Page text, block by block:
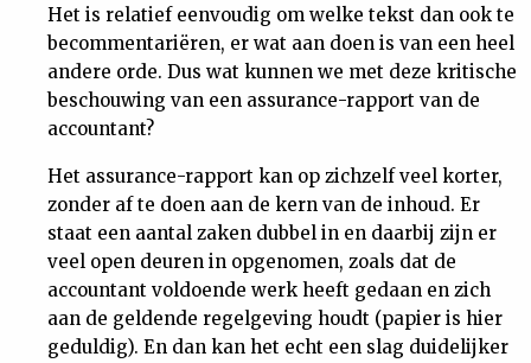
Het is relatief eenvoudig om welke tekst dan ook te
becommentariëren, er wat aan doen is van een heel
andere orde. Dus wat kunnen we met deze kritische
beschouwing van een assurance-rapport van de
accountant?
Het assurance-rapport kan op zichzelf veel korter,
zonder af te doen aan de kern van de inhoud. Er
staat een aantal zaken dubbel in en daarbij zijn er
veel open deuren in opgenomen, zoals dat de
accountant voldoende werk heeft gedaan en zich
aan de geldende regelgeving houdt (papier is hier
geduldig). En dan kan het echt een slag duidelijker